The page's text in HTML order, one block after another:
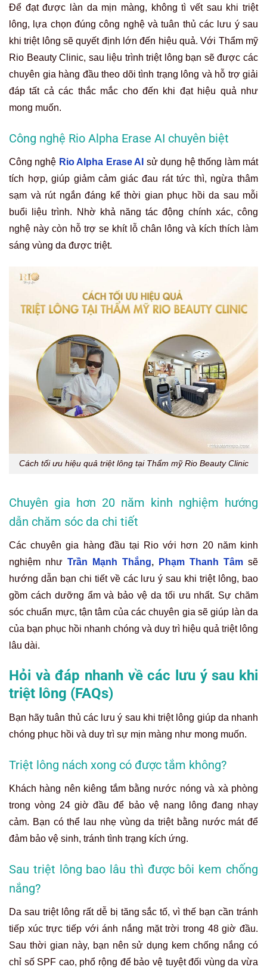
Để đạt được làn da mịn màng, không tì vết sau khi triệt
lông, lựa chọn đúng công nghệ và tuân thủ các lưu ý sau
khi triệt lông sẽ quyết định lớn đến hiệu quả. Với Thẩm mỹ
Rio Beauty Clinic, sau liệu trình triệt lông bạn sẽ được các
chuyên gia hàng đầu theo dõi tình trạng lông và hỗ trợ giải
đáp tất cả các thắc mắc cho đến khi đạt hiệu quả như
mong muốn.
Công nghệ Rio Alpha Erase AI chuyên biệt
Công nghệ Rio Alpha Erase AI sử dụng hệ thống làm mát
tích hợp, giúp giảm cảm giác đau rát tức thì, ngừa thâm
sạm và rút ngắn đáng kể thời gian phục hồi da sau mỗi
buổi liệu trình. Nhờ khả năng tác động chính xác, công
nghệ này còn hỗ trợ se khít lỗ chân lông và kích thích làm
sáng vùng da được triệt.
Cách tối ưu hiệu quả triệt lông tại Thẩm mỹ Rio Beauty Clinic
Chuyên gia hơn 20 năm kinh nghiệm hướng
dẫn chăm sóc da chi tiết
Các chuyên gia hàng đầu tại Rio với hơn 20 năm kinh
nghiệm như Trần Mạnh Thắng, Phạm Thanh Tâm sẽ
hướng dẫn bạn chi tiết về các lưu ý sau khi triệt lông, bao
gồm cách dưỡng ẩm và bảo vệ da tối ưu nhất. Sự chăm
sóc chuẩn mực, tận tâm của các chuyên gia sẽ giúp làn da
của bạn phục hồi nhanh chóng và duy trì hiệu quả triệt lông
lâu dài.
Hỏi và đáp nhanh về các lưu ý sau khi
triệt lông (FAQs)
Bạn hãy tuân thủ các lưu ý sau khi triệt lông giúp da nhanh
chóng phục hồi và duy trì sự mịn màng như mong muốn.
Triệt lông nách xong có được tắm không?
Khách hàng nên kiêng tắm bằng nước nóng và xà phòng
trong vòng 24 giờ đầu để bảo vệ nang lông đang nhạy
cảm. Bạn có thể lau nhẹ vùng da triệt bằng nước mát để
đảm bảo vệ sinh, tránh tình trạng kích ứng.
Sau triệt lông bao lâu thì được bôi kem chống
nắng?
Da sau triệt lông rất dễ bị tăng sắc tố, vì thế bạn cần tránh
tiếp xúc trực tiếp với ánh nắng mặt trời trong 48 giờ đầu.
Sau thời gian này, bạn nên sử dụng kem chống nắng có
chỉ số SPF cao, phổ rộng để bảo vệ tuyệt đối vùng da vừa